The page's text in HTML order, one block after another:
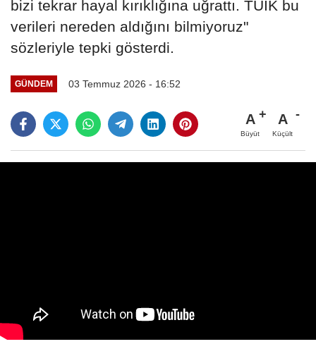
bizi tekrar hayal kırıklığına uğrattı. TÜİK bu
verileri nereden aldığını bilmiyoruz"
sözleriyle tepki gösterdi.
GÜNDEM 03 Temmuz 2026 - 16:52
A
Büyüt
A
Küçült